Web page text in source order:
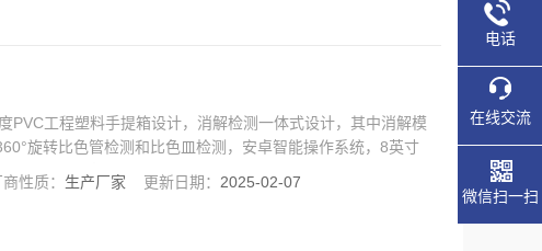
PVC工程塑料手提箱设计，消解检测一体式设计，其中消解模
旋转比色管检测和比色皿检测，安卓智能操作系统，8英寸
，内置大容量锂电池，便携多参数水质检测仪具有性能稳
简单等特点。
性质： 生产厂家 更新日期： 2025-02-07
电话
在线交流
微信扫一扫